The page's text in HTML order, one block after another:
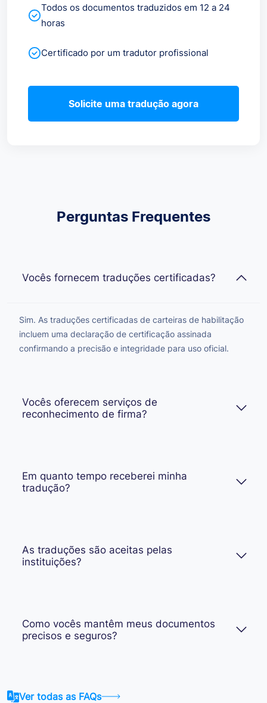
Todos os documentos traduzidos em 12 a 24
horas
Certificado por um tradutor profissional
Solicite uma tradução agora
Perguntas Frequentes
Vocês fornecem traduções certificadas?
Sim. As traduções certificadas de carteiras de habilitação
incluem uma declaração de certificação assinada
confirmando a precisão e integridade para uso oficial.
Vocês oferecem serviços de
reconhecimento de firma?
Em quanto tempo receberei minha
tradução?
As traduções são aceitas pelas
instituições?
Como vocês mantêm meus documentos
precisos e seguros?
Ver todas as FAQs